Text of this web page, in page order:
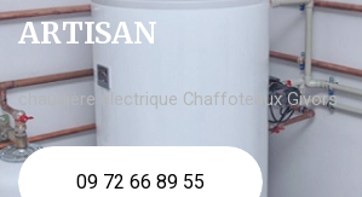
ARTISAN
chaudière électrique Chaffoteaux Givors
09 72 66 89 55